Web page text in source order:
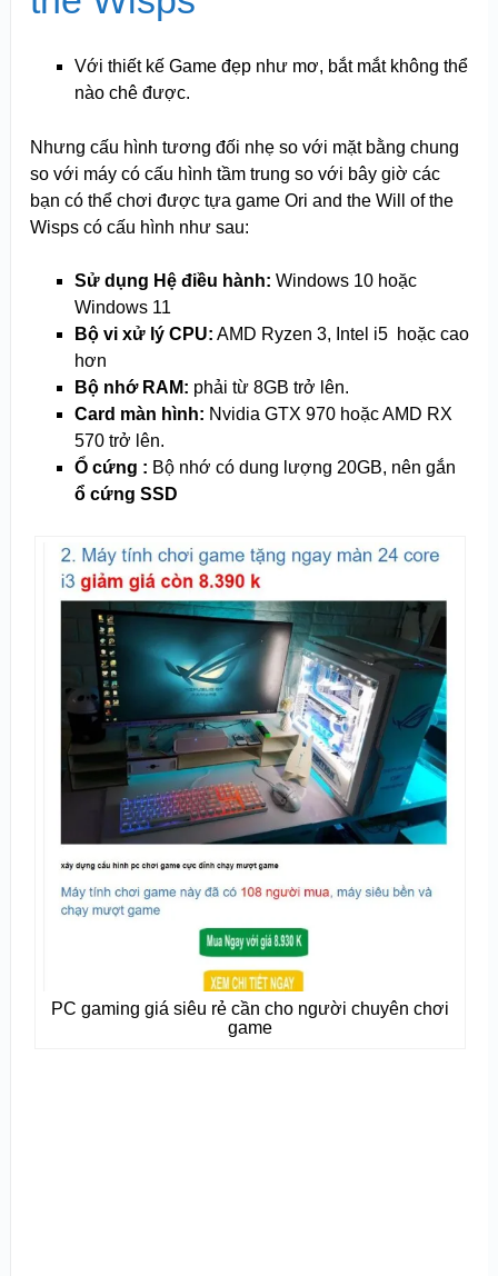
Với thiết kế Game đẹp như mơ, bắt mắt không thể
nào chê được.
Nhưng cấu hình tương đối nhẹ so với mặt bằng chung
so với máy có cấu hình tầm trung so với bây giờ các
bạn có thể chơi được tựa game Ori and the Will of the
Wisps có cấu hình như sau:
Sử dụng Hệ điều hành: Windows 10 hoặc
Windows 11
Bộ vi xử lý CPU: AMD Ryzen 3, Intel i5 hoặc cao
hơn
Bộ nhớ RAM: phải từ 8GB trở lên.
Card màn hình: Nvidia GTX 970 hoặc AMD RX
570 trở lên.
Ổ cứng : Bộ nhớ có dung lượng 20GB, nên gắn
ổ cứng SSD
PC gaming giá siêu rẻ cần cho người chuyên chơi
game